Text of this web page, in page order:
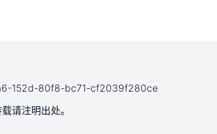
152d-80f8-bc71-cf2039f280ce
请注明出处。